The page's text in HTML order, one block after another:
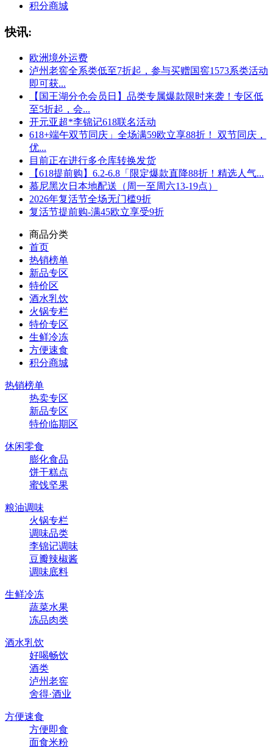
积分商城
快讯:
欧洲境外运费
泸州老窖全系类低至7折起，参与买赠国窖1573系类活动
即可获...
【国王湖分仓会员日】品类专属爆款限时来袭！专区低
至5折起，会...
开元亚超*李锦记618联名活动
618+端午双节同庆」全场满59欧立享88折！ 双节同庆，
优...
目前正在进行多仓库转换发货
【618提前购】6.2-6.8「限定爆款直降88折！精选人气...
慕尼黑次日本地配送（周一至周六13-19点）
2026年复活节全场无门槛9折
复活节提前购-满45欧立享受9折
商品分类
首页
热销榜单
新品专区
特价区
酒水乳饮
火锅专栏
特价专区
生鲜冷冻
方便速食
积分商城
热销榜单
热卖专区
新品专区
特价临期区
休闲零食
膨化食品
饼干糕点
蜜饯坚果
粮油调味
火锅专栏
调味品类
李锦记调味
豆瓣辣椒酱
调味底料
生鲜冷冻
蔬菜水果
冻品肉类
酒水乳饮
好喝畅饮
酒类
泸州老窖
舍得·酒业
方便速食
方便即食
面食米粉